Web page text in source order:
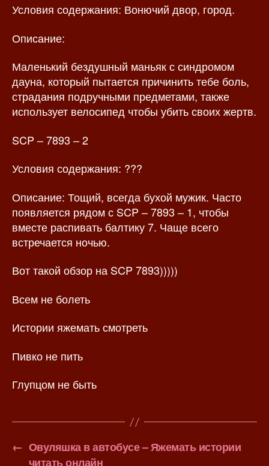
Условия содержания: Вонючий двор, город.
Описание:
Маленький бездушный маньяк с синдромом
дауна, который пытается причинить тебе боль,
страдания подручными предметами, также
использует велосипед чтобы убить своих жертв.
SCP – 7893 – 2
Условия содержания: ???
Описание: Тощий, всегда бухой мужик. Часто
появляется рядом с SCP – 7893 – 1, чтобы
вместе распивать балтику 7. Чаще всего
встречается ночью.
Вот такой обзор на SCP 7893)))))
Всем не болеть
Истории яжемать смотреть
Пивко не пить
Глупцом не быть
← Овуляшка в автобусе – Яжемать истории
читать онлайн